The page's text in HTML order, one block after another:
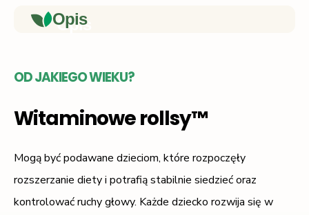
Opis
OD JAKIEGO WIEKU?
Witaminowe rollsy™
Mogą być podawane dzieciom, które rozpoczęły
rozszerzanie diety i potrafią stabilnie siedzieć oraz
kontrolować ruchy głowy. Każde dziecko rozwija się w